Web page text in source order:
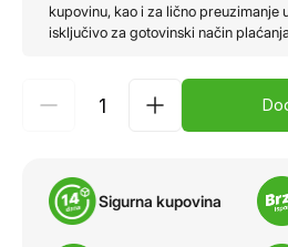
kupovinu, kao i za lično preuzimanje
isključivo za gotovinski način
Sigurna kupovina